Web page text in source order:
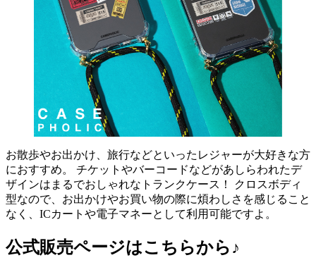
お散歩やお出かけ、旅行などといったレジャーが大好きな方
におすすめ。 チケットやバーコードなどがあしらわれたデ
ザインはまるでおしゃれなトランクケース！ クロスボディ
型なので、お出かけやお買い物の際に煩わしさを感じること
なく、ICカートや電子マネーとして利用可能ですよ。
公式販売ページはこちらから♪